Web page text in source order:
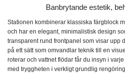
Banbrytande estetik,
Stationen kombinerar klassiska färgblock
och har en elegant, minimalistisk design
transparent rund frontpanel som visar upp
på ett sätt som omvandlar teknik till en
roterar och vattnet flödar får du insyn i
med tryggheten i verkligt grundlig